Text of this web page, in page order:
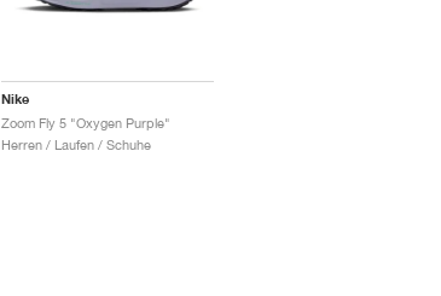
Nike
Zoom Fly 5 "Oxygen Purple"
Herren / Laufen / Schuhe